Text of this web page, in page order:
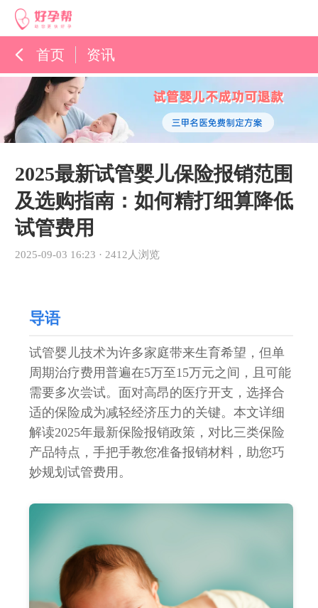
首页 资讯
孕育百科
综合资讯
2025最新试管婴儿保险报销范围
及选购指南：如何精打细算降低
试管费用
2025-09-03 16:23 · 2412人浏览
导语
试管婴儿技术为许多家庭带来生育希望，但单
周期治疗费用普遍在5万至15万元之间，且可能
需要多次尝试。面对高昂的医疗开支，选择合
适的保险成为减轻经济压力的关键。本文详细
解读2025年最新保险报销政策，对比三类保险
产品特点，手把手教您准备报销材料，助您巧
妙规划试管费用。